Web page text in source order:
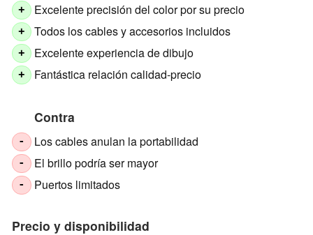
+ Excelente precisión del color por su precio
+ Todos los cables y accesorios incluidos
+ Excelente experiencia de dibujo
+ Fantástica relación calidad-precio
Contra
- Los cables anulan la portabilidad
- El brillo podría ser mayor
- Puertos limitados
Precio y disponibilidad